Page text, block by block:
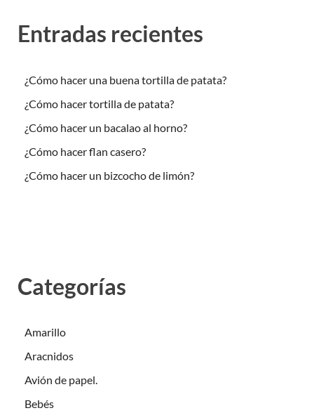
Entradas recientes
¿Cómo hacer una buena tortilla de patata?
¿Cómo hacer tortilla de patata?
¿Cómo hacer un bacalao al horno?
¿Cómo hacer flan casero?
¿Cómo hacer un bizcocho de limón?
Categorías
Amarillo
Aracnidos
Avión de papel.
Bebés